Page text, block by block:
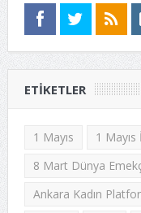
ETIKETLER
1 Mayıs 1 Mayıs
8 Mart Dünya
Ankara Kadın